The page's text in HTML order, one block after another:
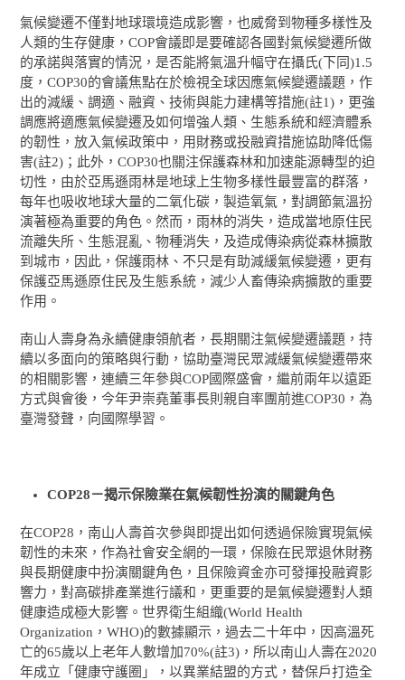
氣候變遷不僅對地球環境造成影響，也威脅到物種多樣性及
人類的生存健康，COP會議即是要確認各國對氣候變遷所做
的承諾與落實的情況，是否能將氣溫升幅守在攝氏(下同)1.5
度，COP30的會議焦點在於檢視全球因應氣候變遷議題，作
出的減緩、調適、融資、技術與能力建構等措施(註1)，更強
調應將適應氣候變遷及如何增強人類、生態系統和經濟體系
的韌性，放入氣候政策中，用財務或投融資措施協助降低傷
害(註2)；此外，COP30也關注保護森林和加速能源轉型的迫
切性，由於亞馬遜雨林是地球上生物多樣性最豐富的群落，
每年也吸收地球大量的二氧化碳，製造氧氣，對調節氣溫扮
演著極為重要的角色。然而，雨林的消失，造成當地原住民
流離失所、生態混亂、物種消失，及造成傳染病從森林擴散
到城市，因此，保護雨林、不只是有助減緩氣候變遷，更有
保護亞馬遜原住民及生態系統，減少人畜傳染病擴散的重要
作用。
南山人壽身為永續健康領航者，長期關注氣候變遷議題，持
續以多面向的策略與行動，協助臺灣民眾減緩氣候變遷帶來
的相關影響，連續三年參與COP國際盛會，繼前兩年以遠距
方式與會後，今年尹崇堯董事長則親自率團前進COP30，為
臺灣發聲，向國際學習。
COP28－揭示保險業在氣候韌性扮演的關鍵角色
在COP28，南山人壽首次參與即提出如何透過保險實現氣候
韌性的未來，作為社會安全網的一環，保險在民眾退休財務
與長期健康中扮演關鍵角色，且保險資金亦可發揮投融資影
響力，對高碳排產業進行議和，更重要的是氣候變遷對人類
健康造成極大影響。世界衛生組織(World Health
Organization，WHO)的數據顯示，過去二十年中，因高溫死
亡的65歲以上老年人數增加70%(註3)，所以南山人壽在2020
年成立「健康守護圈」，以異業結盟的方式，替保戶打造全